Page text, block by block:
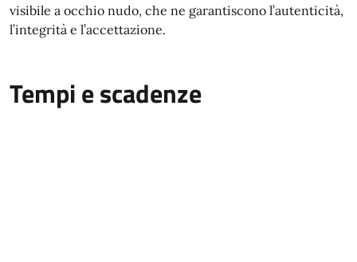
visibile a occhio nudo, che ne garantiscono l’autenticità,
l’integrità e l’accettazione.
Tempi e scadenze